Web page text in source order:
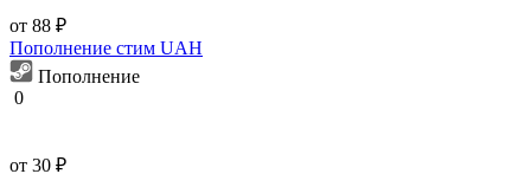
от 88 ₽
Пополнение стим UAH
Пополнение
0
от 30 ₽